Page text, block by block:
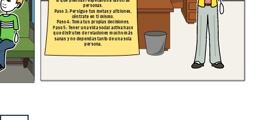
personas.
Paso 3: Persigue tus metas y aficiones,
céntrate en ti mismo.
Paso 4: Toma tus propias decisiones.
Paso 5: Tener una vida social activa hace
que disfrutes de relaciones mucho más
sanas y no dependas tanto de una sola
persona.